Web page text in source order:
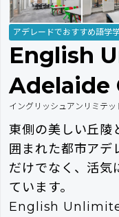
アデレードでおすすめ語学
English
Adelaide
イングリッシュアンリミテ
東側の美しい丘
囲まれた都市アデ
だけでなく、活気
ています。
English